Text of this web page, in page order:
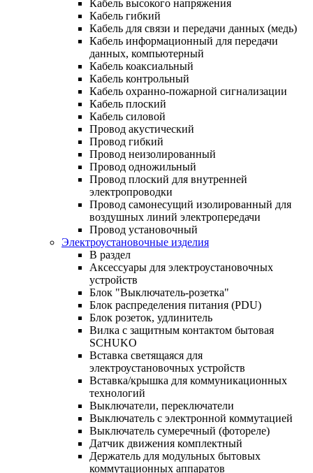
Кабель высокого напряжения
Кабель гибкий
Кабель для связи и передачи данных (медь)
Кабель информационный для передачи
данных, компьютерный
Кабель коаксиальный
Кабель контрольный
Кабель охранно-пожарной сигнализации
Кабель плоский
Кабель силовой
Провод акустический
Провод гибкий
Провод неизолированный
Провод одножильный
Провод плоский для внутренней
электропроводки
Провод самонесущий изолированный для
воздушных линий электропередачи
Провод установочный
Электроустановочные изделия
В раздел
Аксессуары для электроустановочных
устройств
Блок "Выключатель-розетка"
Блок распределения питания (PDU)
Блок розеток, удлинитель
Вилка с защитным контактом бытовая
SCHUKO
Вставка светящаяся для
электроустановочных устройств
Вставка/крышка для коммуникационных
технологий
Выключатели, переключатели
Выключатель с электронной коммутацией
Выключатель сумеречный (фотореле)
Датчик движения комплектный
Держатель для модульных бытовых
коммутационных аппаратов